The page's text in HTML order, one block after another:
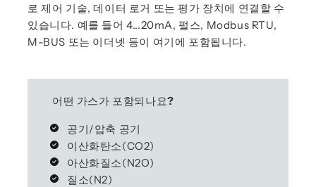
로 제어 기술, 데이터 로거 또는 평가 장치에 연결할 수
있습니다. 예를 들어 4...20mA, 펄스, Modbus RTU,
M-BUS 또는 이더넷 등이 여기에 포함됩니다.
어떤 가스가 포함되나요?
공기/압축 공기
이산화탄소(CO2)
아산화질소(N2O)
질소(N2)